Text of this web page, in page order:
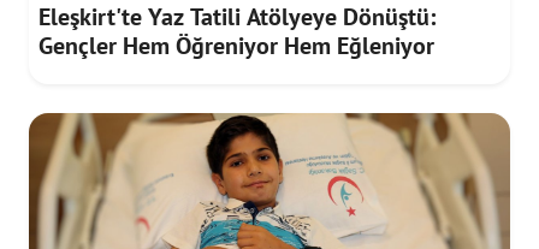
Eleşkirt'te Yaz Tatili Atölyeye Dönüştü:
Gençler Hem Öğreniyor Hem Eğleniyor